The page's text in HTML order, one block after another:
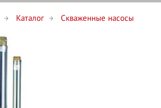
Каталог Скваженные насосы